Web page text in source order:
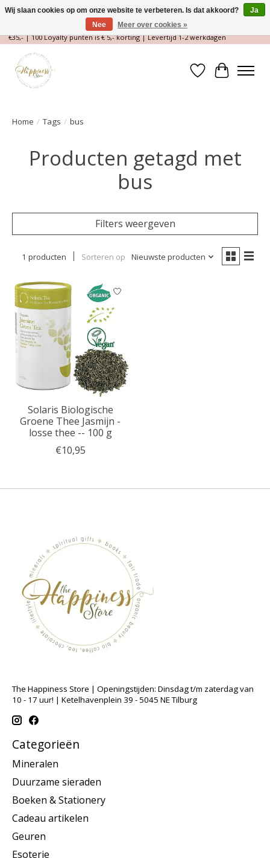
Magische Conceptstore, Edelstenen & Spirituele winkel | Gratis verzending >
€35,- | 100 Loyalty punten is € 5,- korting | Levertijd 1-2 werkdagen
Verlanglijst
Home / Tags / bus
Producten getagd met
bus
Filters weergeven
1 producten Sorteren op Nieuwste producten
Solaris Biologische
Groene Thee Jasmijn -
losse thee -- 100 g
€10,95
The Happiness Store | Openingstijden: Dinsdag t/m zaterdag van
10 - 17 uur! | Ketelhavenplein 39 - 5045 NE Tilburg
Categorieën
Mineralen
Duurzame sieraden
Boeken & Stationery
Cadeau artikelen
Geuren
Esoterie
Wij slaan cookies op om onze website te verbeteren. Is dat akkoord?
Ja
Nee
Meer over cookies »